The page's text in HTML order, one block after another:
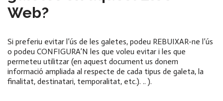
Web?
Si preferiu evitar l’ús de les galetes, podeu REBUIXAR-ne l’ús
o podeu CONFIGURA’N les que voleu evitar i les que
permeteu utilitzar (en aquest document us donem
informació ampliada al respecte de cada tipus de galeta, la
finalitat, destinatari, temporalitat, etc.). .. ).